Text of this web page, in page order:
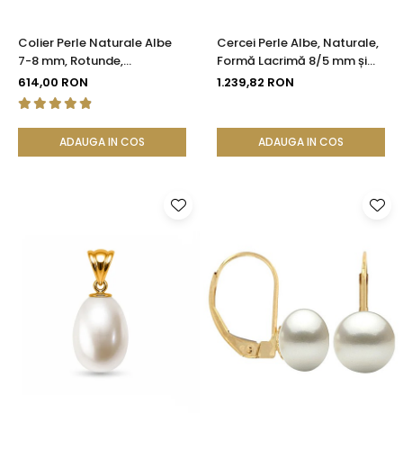
Colier Perle Naturale Albe
7-8 mm, Rotunde,
Închizătoare Argint 925 |
KASKADDA®
614,00 RON
ADAUGA IN COS
Cercei Perle Albe, Naturale,
Formă Lacrimă 8/5 mm și
Aur Galben 14K | KASKADDA®
1.239,82 RON
ADAUGA IN COS